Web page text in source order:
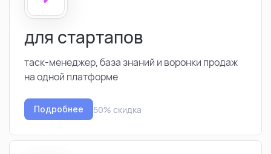
для стартапов
таск-менеджер, база знаний и воронки продаж
на одной платформе
Подробнее 50% скидка